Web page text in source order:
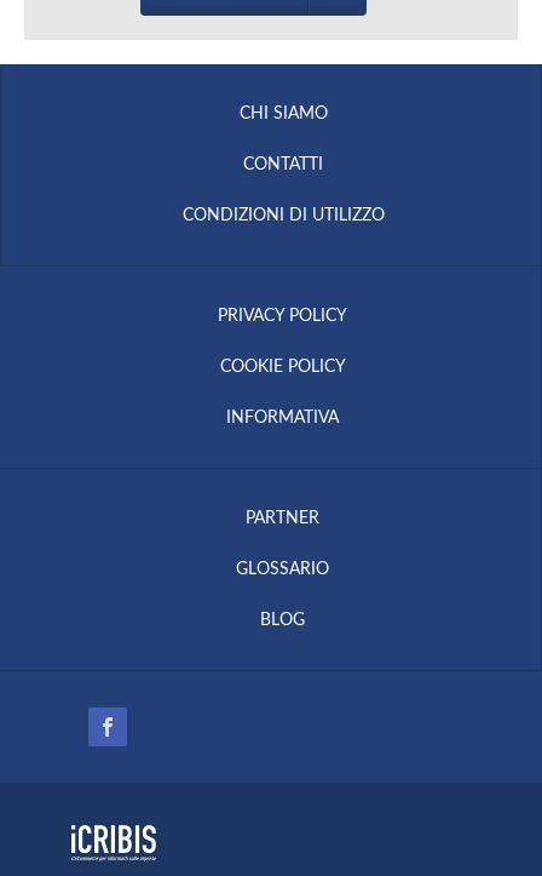
CHI SIAMO
CONTATTI
CONDIZIONI DI UTILIZZO
PRIVACY POLICY
COOKIE POLICY
INFORMATIVA
PARTNER
GLOSSARIO
BLOG